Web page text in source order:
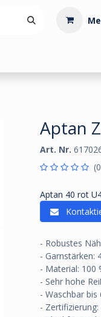
Aptan
Art. Nr.
Aptan 40 rot
- Robustes
- Garnstärken:
- Material: 100
- Sehr hohe
- Waschbar bis
- Zertifizierung: